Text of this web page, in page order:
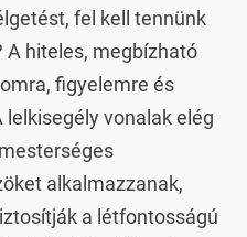
fel kell tennünk
A hiteles, megbízható
figyelemre és
vonalak elég
alkalmazzanak,
a létfontosságú